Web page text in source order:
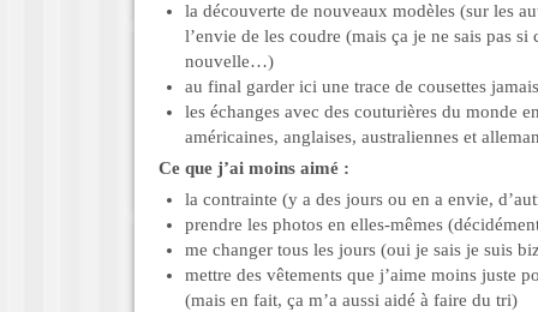
la découverte de nouveaux modèles (sur les
l’envie de les coudre (mais ça je ne sais pas si
nouvelle…)
au final garder ici une trace de cousettes
les échanges avec des couturières du monde
américaines, anglaises, australiennes et
Ce que j’ai moins aimé :
la contrainte (y a des jours ou en a envie,
prendre les photos en elles-mêmes
me changer tous les jours (oui je sais je suis
mettre des vêtements que j’aime moins juste
(mais en fait, ça m’a aussi aidé à faire du tri)